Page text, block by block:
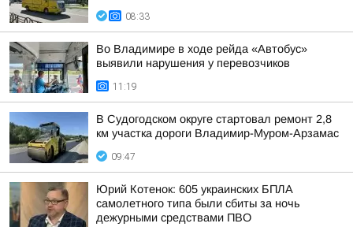
08:33
Во Владимире в ходе рейда «Автобус»
выявили нарушения у перевозчиков
11:19
В Судогодском округе стартовал ремонт 2,8
км участка дороги Владимир-Муром-Арзамас
09:47
Юрий Котенок: 605 украинских БПЛА
самолетного типа были сбиты за ночь
дежурными средствами ПВО